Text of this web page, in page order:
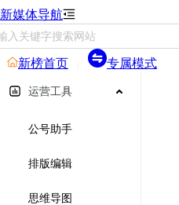
新媒体导航
新榜首页 专属模式
运营工具
公号助手
排版编辑
思维导图